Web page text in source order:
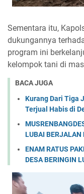
Sementara itu,
dukungannya
program ini
kelompok tani di
BACA JUGA
Kurang Dari Tiga
Terjual Habis di
LUBAI BERJALAN
ENAM RATUS
DESA BERINGIN